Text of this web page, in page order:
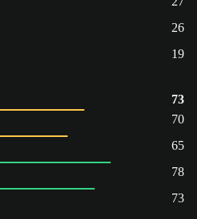
26
19
73
70
65
78
73